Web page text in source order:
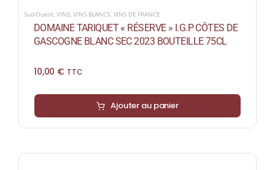
Sud-Ouest,VINS,VINS BLANCS, VINS DE FRANCE
DOMAINE TARIQUET « RÉSERVE » I.G.P CÔTES DE
GASCOGNE BLANC SEC 2023 BOUTEILLE 75CL
10,00 € TTC
Ajouter au panier